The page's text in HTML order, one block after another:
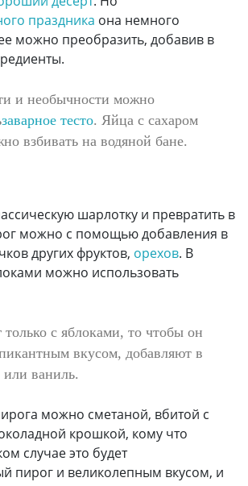
праздника она немного
можно преобразить, добавив в
и необычности можно
заварное тесто. Яйца с сахаром
взбивать на водяной бане.
шарлотку и превратить в
можно с помощью добавления в
других фруктов, орехов. В
можно использовать
с яблоками, то чтобы он
вкусом, добавляют в
или ваниль.
можно сметаной, вбитой с
крошкой, кому что
случае это будет
пирог и великолепным вкусом, и